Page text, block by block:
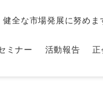
全な市場発展に努めま
ミナー 活動報告 正